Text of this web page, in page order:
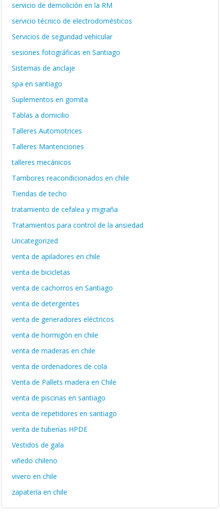
servicio de demolición en la RM
servicio técnico de electrodomésticos
Servicios de seguridad vehicular
sesiones fotográficas en Santiago
Sistemas de anclaje
spa en santiago
Suplementos en gomita
Tablas a domicilio
Talleres Automotrices
Talleres Mantenciones
talleres mecánicos
Tambores reacondicionados en chile
Tiendas de techo
tratamiento de cefalea y migraña
Tratamientos para control de la ansiedad
Uncategorized
venta de apiladores en chile
venta de bicicletas
venta de cachorros en Santiago
venta de detergentes
venta de generadores eléctricos
venta de hormigón en chile
venta de maderas en chile
venta de ordenadores de cola
Venta de Pallets madera en Chile
venta de piscinas en santiago
venta de repetidores en santiago
venta de tuberías HPDE
Vestidos de gala
viñedo chileno
vivero en chile
zapatería en chile